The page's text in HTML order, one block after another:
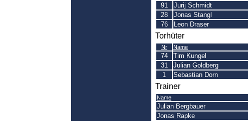
91
Jurij Schmidt
28
Jonas Stangl
76
Leon Draser
Torhüter
Nr Name
74 Tim Kungel
31
Julian Goldberg
1
Sebastian Dorn
Trainer
Name
Julian Bergbauer
Jonas Rapke